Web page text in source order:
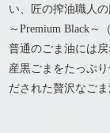
い、匠の搾油職人
～Premium Black～
普通のごま油には
産黒ごまをたっぷ
だされた贅沢なご